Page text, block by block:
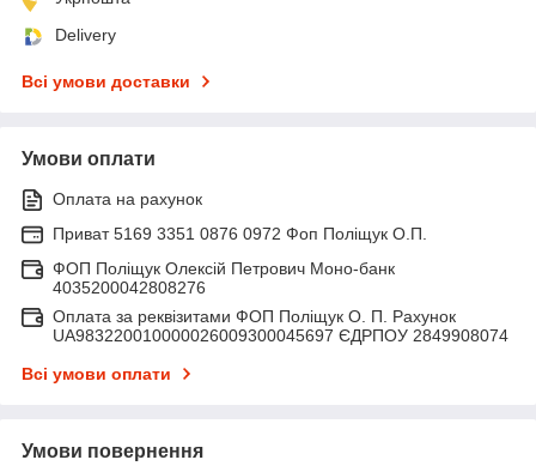
Delivery
Всі умови доставки
Умови оплати
Оплата на рахунок
Приват 5169 3351 0876 0972 Фоп Поліщук О.П.
ФОП Поліщук Олексій Петрович Моно-банк
4035200042808276
Оплата за реквізитами ФОП Поліщук О. П. Рахунок
UA983220010000026009300045697 ЄДРПОУ 2849908074
Всі умови оплати
Умови повернення